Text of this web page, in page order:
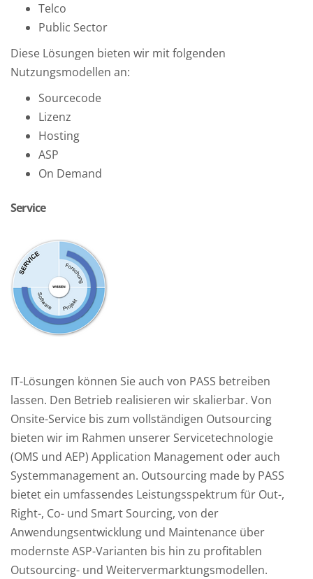
Telco
Public Sector
Diese Lösungen bieten wir mit folgenden
Nutzungsmodellen an:
Sourcecode
Lizenz
Hosting
ASP
On Demand
Service
IT-Lösungen können Sie auch von PASS betreiben
lassen. Den Betrieb realisieren wir skalierbar. Von
Onsite-Service bis zum vollständigen Outsourcing
bieten wir im Rahmen unserer Servicetechnologie
(OMS und AEP) Application Management oder auch
Systemmanagement an. Outsourcing made by PASS
bietet ein umfassendes Leistungsspektrum für Out-,
Right-, Co- und Smart Sourcing, von der
Anwendungsentwicklung und Maintenance über
modernste ASP-Varianten bis hin zu profitablen
Outsourcing- und Weitervermarktungsmodellen.